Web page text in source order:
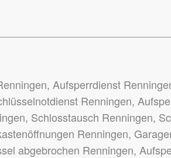
Aufsperrdienst
Renningen,
Schlosstausch Renningen,
Renningen,
abgebrochen Renningen,